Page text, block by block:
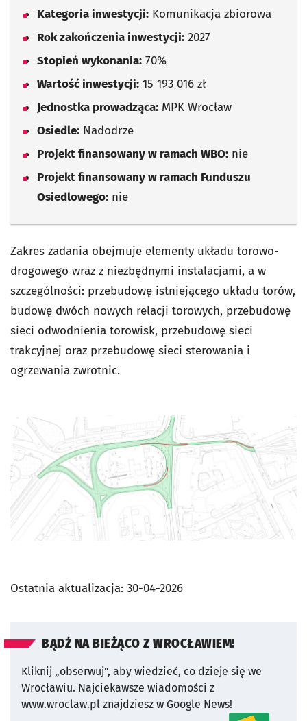
Kategoria inwestycji: Komunikacja zbiorowa
Rok zakończenia inwestycji: 2027
Stopień wykonania: 70%
Wartość inwestycji: 15 193 016 zł
Jednostka prowadząca: MPK Wrocław
Osiedle: Nadodrze
Projekt finansowany w ramach WBO: nie
Projekt finansowany w ramach Funduszu
Osiedlowego: nie
Zakres zadania obejmuje elementy układu torowo-
drogowego wraz z niezbędnymi instalacjami, a w
szczególności: przebudowę istniejącego układu torów,
budowę dwóch nowych relacji torowych, przebudowę
sieci odwodnienia torowisk, przebudowę sieci
trakcyjnej oraz przebudowę sieci sterowania i
ogrzewania zwrotnic.
Ostatnia aktualizacja: 30-04-2026
BĄDŹ NA BIEŻĄCO Z WROCŁAWIEM!
Kliknij „obserwuj”, aby wiedzieć, co dzieje się we
Wrocławiu. Najciekawsze wiadomości z
www.wroclaw.pl znajdziesz w Google News!